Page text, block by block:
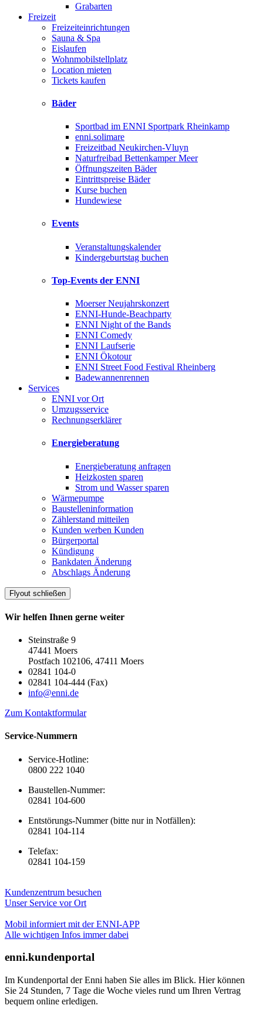
Grabarten
Freizeit
Freizeiteinrichtungen
Sauna & Spa
Eislaufen
Wohnmobilstellplatz
Location mieten
Tickets kaufen
Bäder
Sportbad im ENNI Sportpark Rheinkamp
enni.solimare
Freizeitbad Neukirchen-Vluyn
Naturfreibad Bettenkamper Meer
Öffnungszeiten Bäder
Eintrittspreise Bäder
Kurse buchen
Hundewiese
Events
Veranstaltungskalender
Kindergeburtstag buchen
Top-Events der ENNI
Moerser Neujahrskonzert
ENNI-Hunde-Beachparty
ENNI Night of the Bands
ENNI Comedy
ENNI Laufserie
ENNI Ökotour
ENNI Street Food Festival Rheinberg
Badewannenrennen
Services
ENNI vor Ort
Umzugsservice
Rechnungserklärer
Energieberatung
Energieberatung anfragen
Heizkosten sparen
Strom und Wasser sparen
Wärmepumpe
Baustelleninformation
Zählerstand mitteilen
Kunden werben Kunden
Bürgerportal
Kündigung
Bankdaten Änderung
Abschlags Änderung
Flyout schließen
Wir helfen Ihnen gerne weiter
Steinstraße 9
47441 Moers
Postfach 102106, 47411 Moers
02841 104-0
02841 104-444 (Fax)
info@enni.de
Zum Kontaktformular
Service-Nummern
Service-Hotline:
0800 222 1040
Baustellen-Nummer:
02841 104-600
Entstörungs-Nummer (bitte nur in Notfällen):
02841 104-114
Telefax:
02841 104-159
Kundenzentrum besuchen
Unser Service vor Ort
Mobil informiert mit der ENNI-APP
Alle wichtigen Infos immer dabei
enni.kundenportal
Im Kundenportal der Enni haben Sie alles im Blick. Hier können
Sie 24 Stunden, 7 Tage die Woche vieles rund um Ihren Vertrag
bequem online erledigen.